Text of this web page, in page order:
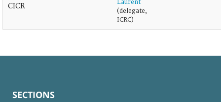
CICR
Laurent
(delegate,
ICRC)
SECTIONS